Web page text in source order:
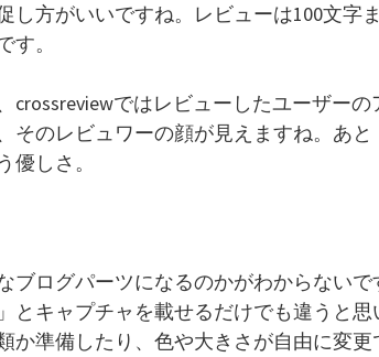
し方がいいですね。レビューは100文字
。
crossreviewではレビューしたユーザーの
そのレビュワーの顔が見えますね。あと
しさ。
ブログパーツになるのかがわからないで
とキャプチャを載せるだけでも違うと思
か準備したり、色や大きさが自由に変更